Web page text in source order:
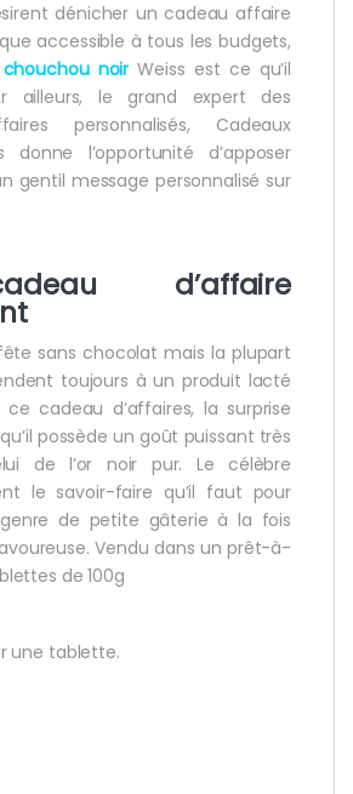
dénicher un cadeau affaire
accessible à tous les budgets,
noirWeiss est ce qu’il
ailleurs, le grand expert des
personnalisés, Cadeaux
donne l’opportunité d’apposer
gentil message personnalisé sur
d’affaire
sans chocolat mais la plupart
toujours à un produit lacté
cadeau d’affaires, la surprise
possède un goût puissant très
de l’or noir pur. Le célèbre
le savoir-faire qu’il faut pour
de petite gâterie à la fois
Vendu dans un prêt-à-
de 100g
une tablette.